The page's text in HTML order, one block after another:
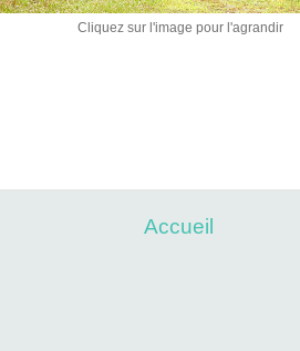
Cliquez sur l'image pour l'agrandir
Accueil